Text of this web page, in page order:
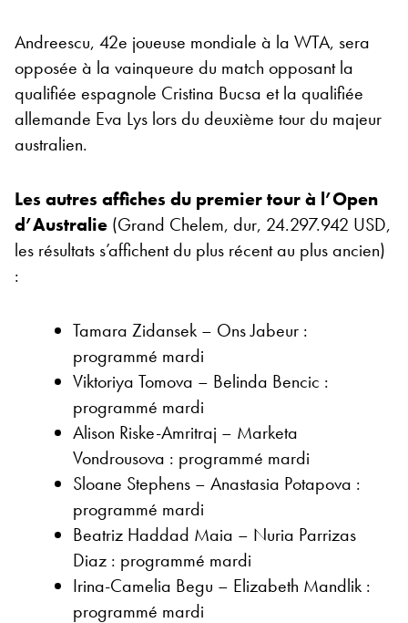
Andreescu, 42e joueuse mondiale à la WTA, sera
opposée à la vainqueure du match opposant la
qualifiée espagnole Cristina Bucsa et la qualifiée
allemande Eva Lys lors du deuxième tour du majeur
australien.
Les autres affiches du premier tour à l’Open
d’Australie (Grand Chelem, dur, 24.297.942 USD,
les résultats s’affichent du plus récent au plus ancien)
:
Tamara Zidansek – Ons Jabeur :
programmé mardi
Viktoriya Tomova – Belinda Bencic :
programmé mardi
Alison Riske-Amritraj – Marketa
Vondrousova : programmé mardi
Sloane Stephens – Anastasia Potapova :
programmé mardi
Beatriz Haddad Maia – Nuria Parrizas
Diaz : programmé mardi
Irina-Camelia Begu – Elizabeth Mandlik :
programmé mardi